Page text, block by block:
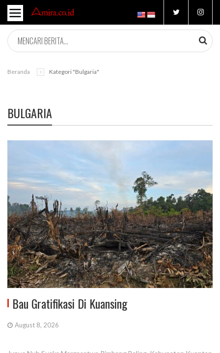
Beranda Kategori "bulgaria"
BULGARIA
Bau Gratifikasi Di Kuansing
August 8, 2026